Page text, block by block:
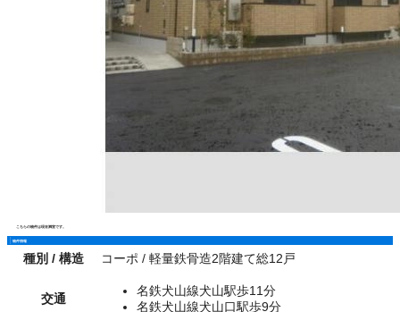
こちらの物件は現在満室です。
物件情報
種別 / 構造 コーポ / 軽量鉄骨造2階建て総12戸
交通
名鉄犬山線犬山駅歩11分
名鉄犬山線犬山口駅歩9分